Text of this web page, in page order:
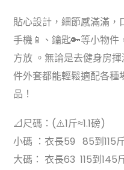
貼心設計，細節感滿滿
手機📱、鑰匙🔑等小物
方放 。無論是去健身房
件外套都能輕鬆適配各種
品！
📐尺碼：(⚠️1斤≈1.1磅)
小碼 ：衣長59 85到115
大碼： 衣長63 115到145